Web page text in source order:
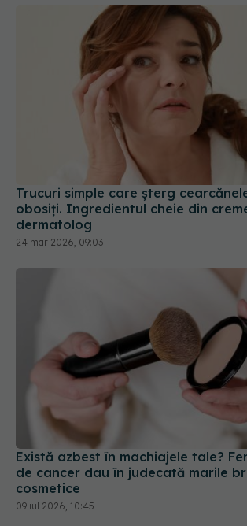
Trucuri simple care șterg
obosiți. Ingredientul cheie din
dermatolog
24 mar 2026, 09:03
Există azbest în machiajele tale?
de cancer dau în judecată marile
cosmetice
09 iul 2026, 10:45